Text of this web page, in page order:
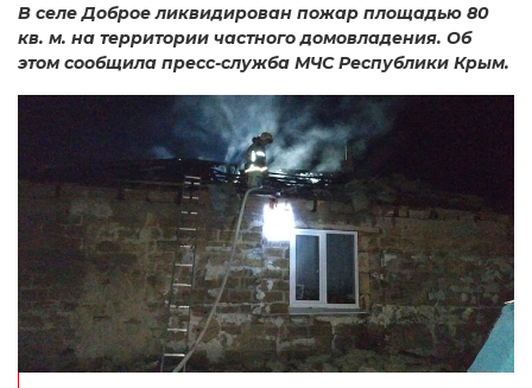
В селе Доброе ликвидирован пожар площадью 80
кв. м. на территории частного домовладения. Об
этом сообщила пресс-служба МЧС Республики Крым.